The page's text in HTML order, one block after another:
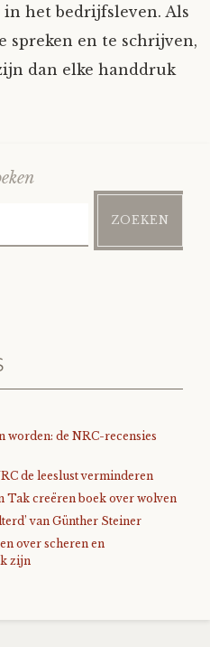
het bedrijfsleven. Als
en te schrijven,
dan elke handdruk
ZOEKEN
worden: de NRC-recensies
de leeslust verminderen
Tak creëren boek over wolven
van Günther Steiner
over scheren en
zijn